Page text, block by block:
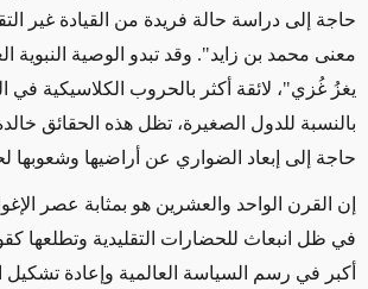
حاجة إلى دراسة حالة فريدة من القيادة غير
معنى محمد بن زايد". وقد تبدو الوصية النبوية
يغزُ غُزي"، لائقة أكثر بالحروب الكلاسيكية في
بالنسبة للدول الصغيرة، تظل هذه الحقائق
حاجة إلى إبعاد الضواري عن أراضيها وشعوبها
إن القرن الواحد والعشرين هو بمثابة عصر
في ظل انبعاث للحضارات التقليدية وتطلعها
أكبر في رسم السياسة العالمية وإعادة تشكيل